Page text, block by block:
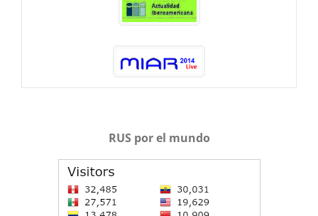
RUS por el mundo